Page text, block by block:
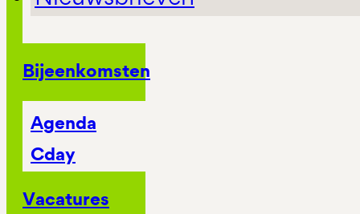
Bijeenkomsten
Agenda
Cday
Vacatures